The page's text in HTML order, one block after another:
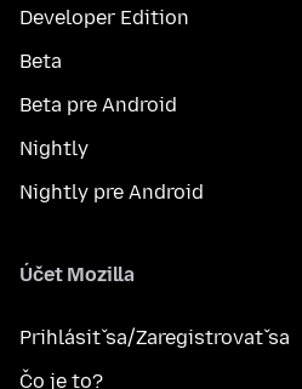
Developer Edition
Beta
Beta pre Android
Nightly
Nightly pre Android
Účet Mozilla
Prihlásiť sa/Zaregistrovať sa
Čo je to?